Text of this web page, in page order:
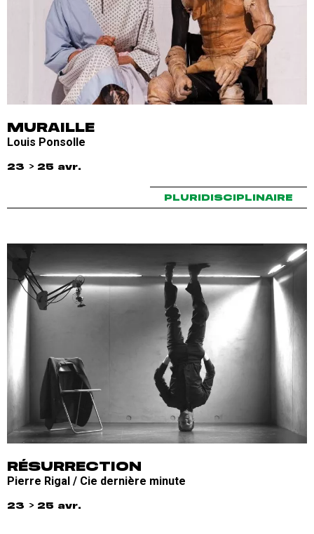
MURAILLE
Louis Ponsolle
PLURIDISCIPLINAIRE
23 > 25 avr.
RÉSURRECTION
Pierre Rigal / Cie dernière minute
23 > 25 avr.